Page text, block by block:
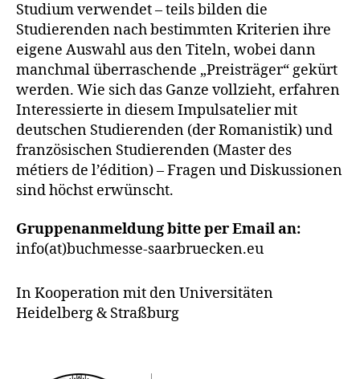
Studium verwendet – teils bilden die
Studierenden nach bestimmten Kriterien ihre
eigene Auswahl aus den Titeln, wobei dann
manchmal überraschende „Preisträger“ gekürt
werden. Wie sich das Ganze vollzieht, erfahren
Interessierte in diesem Impulsatelier mit
deutschen Studierenden (der Romanistik) und
französischen Studierenden (Master des
métiers de l’édition) – Fragen und Diskussionen
sind höchst erwünscht.
Gruppenanmeldung bitte per Email an:
info(at)buchmesse-saarbruecken.eu
In Kooperation mit den Universitäten
Heidelberg & Straßburg